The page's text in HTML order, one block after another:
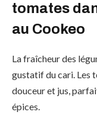
tomates
au Cookeo
La fraîcheur des
gustatif du cari. Les
douceur et jus,
épices.